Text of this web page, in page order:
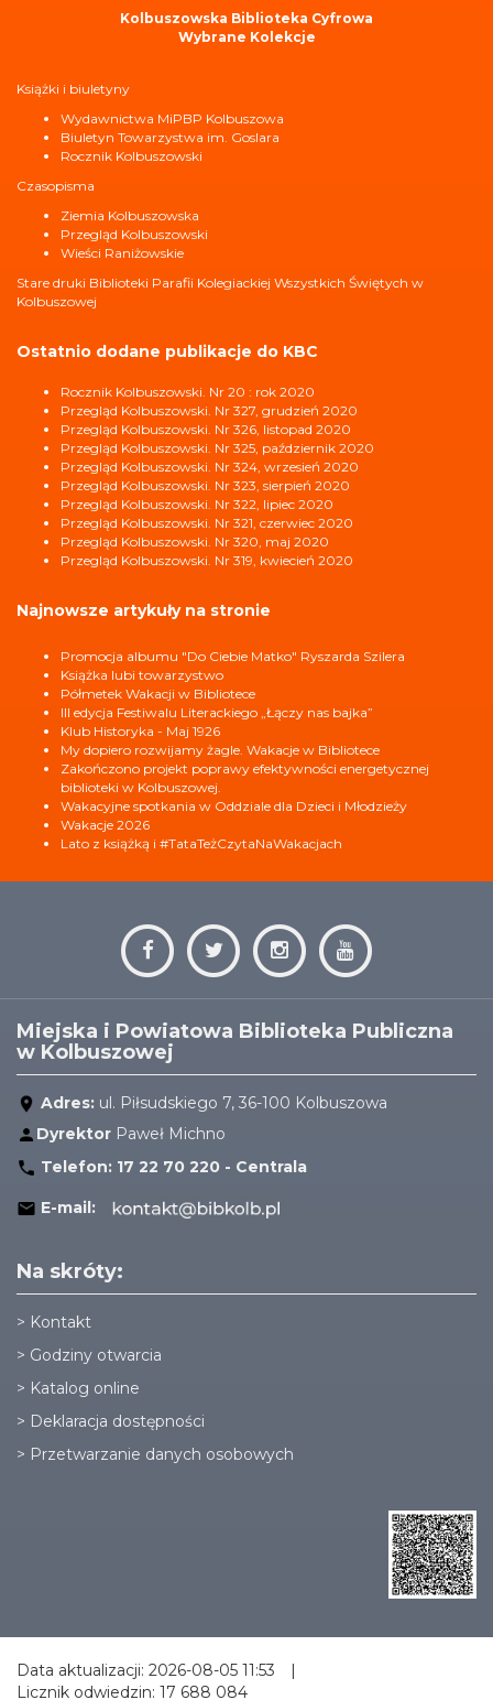
Kolbuszowska Biblioteka Cyfrowa
Wybrane Kolekcje
Książki i biuletyny
Wydawnictwa MiPBP Kolbuszowa
Biuletyn Towarzystwa im. Goslara
Rocznik Kolbuszowski
Czasopisma
Ziemia Kolbuszowska
Przegląd Kolbuszowski
Wieści Raniżowskie
Stare druki Biblioteki Parafii Kolegiackiej Wszystkich Świętych w
Kolbuszowej
Ostatnio dodane publikacje do KBC
Rocznik Kolbuszowski. Nr 20 : rok 2020
Przegląd Kolbuszowski. Nr 327, grudzień 2020
Przegląd Kolbuszowski. Nr 326, listopad 2020
Przegląd Kolbuszowski. Nr 325, październik 2020
Przegląd Kolbuszowski. Nr 324, wrzesień 2020
Przegląd Kolbuszowski. Nr 323, sierpień 2020
Przegląd Kolbuszowski. Nr 322, lipiec 2020
Przegląd Kolbuszowski. Nr 321, czerwiec 2020
Przegląd Kolbuszowski. Nr 320, maj 2020
Przegląd Kolbuszowski. Nr 319, kwiecień 2020
Najnowsze artykuły na stronie
Promocja albumu "Do Ciebie Matko" Ryszarda Szilera
Książka lubi towarzystwo
Półmetek Wakacji w Bibliotece
III edycja Festiwalu Literackiego „Łączy nas bajka”
Klub Historyka - Maj 1926
My dopiero rozwijamy żagle. Wakacje w Bibliotece
Zakończono projekt poprawy efektywności energetycznej
biblioteki w Kolbuszowej.
Wakacyjne spotkania w Oddziale dla Dzieci i Młodzieży
Wakacje 2026
Lato z książką i #TataTeżCzytaNaWakacjach
Miejska i Powiatowa Biblioteka Publiczna
w Kolbuszowej
Adres: ul. Piłsudskiego 7, 36-100 Kolbuszowa
Dyrektor Paweł Michno
Telefon: 17 22 70 220 - Centrala
E-mail:
Na skróty:
> Kontakt
> Godziny otwarcia
> Katalog online
> Deklaracja dostępności
> Przetwarzanie danych osobowych
Data aktualizacji: 2026-08-05 11:53
Licznik odwiedzin: 17 688 084